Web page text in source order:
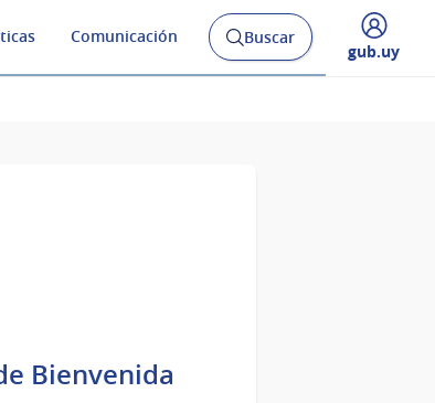
Comunicación
Abrir
buscador
Buscar
Desplegar
gub.uy
Bienvenida